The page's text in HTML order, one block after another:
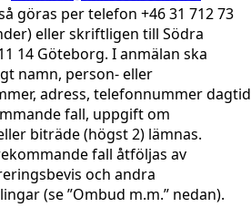
göras per telefon +46 31 712 73
eller skriftligen till Södra
14 Göteborg. I anmälan ska
namn, person- eller
adress, telefonnummer dagtid
fall, uppgift om
biträde (högst 2) lämnas.
fall åtföljas av
och andra
(se ”Ombud m.m.” nedan).